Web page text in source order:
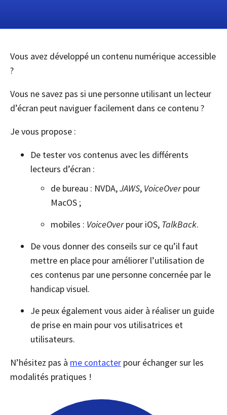
Vous avez développé un contenu numérique accessible
?
Vous ne savez pas si une personne utilisant un lecteur
d’écran peut naviguer facilement dans ce contenu ?
Je vous propose :
De tester vos contenus avec les différents
lecteurs d’écran :
de bureau : NVDA,JAWS, VoiceOverpour
MacOS ;
mobiles : VoiceOverpour iOS, TalkBack.
De vous donner des conseils sur ce qu’il faut
mettre en place pour améliorer l’utilisation de
ces contenus par une personne concernée par le
handicap visuel.
Je peux également vous aider à réaliser un guide
de prise en main pour vos utilisatrices et
utilisateurs.
N’hésitez pas à me contacter pour échanger sur les
modalités pratiques !